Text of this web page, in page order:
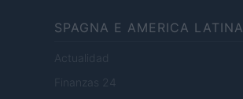
SPAGNA E AMERICA LATINA
Actualidad
Finanzas 24